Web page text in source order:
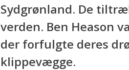
Sydgrønland. De
verden. Ben Heason
der forfulgte deres
klippevægge.